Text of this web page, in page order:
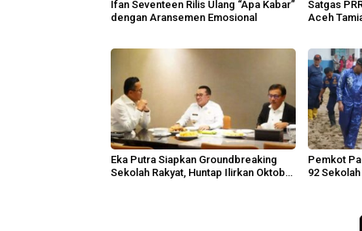
Ifan Seventeen Rilis Ulang “Apa Kabar”
dengan Aransemen Emosional
Satgas
Aceh
Eka Putra Siapkan Groundbreaking
Sekolah Rakyat, Huntap Ilirkan Oktober
Pemkot
92